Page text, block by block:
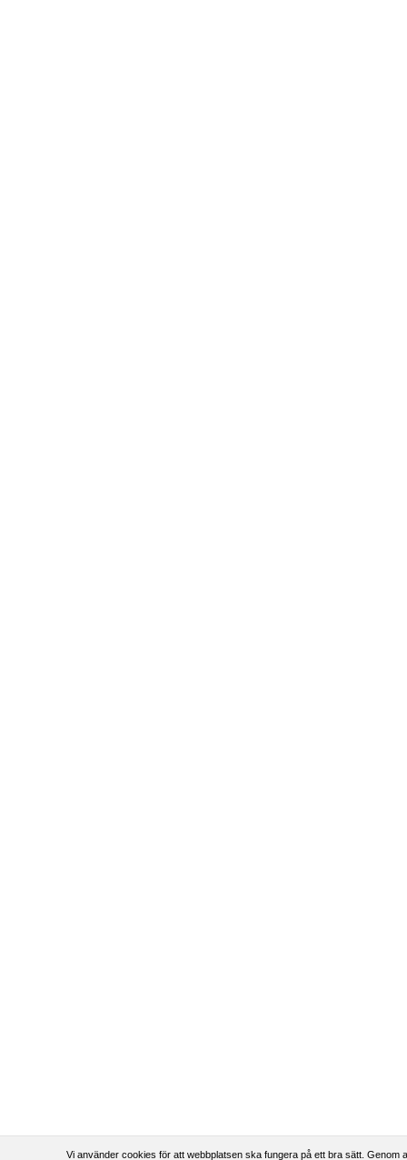
Vi använder cookies för att webbplatsen ska fungera på ett bra sätt.